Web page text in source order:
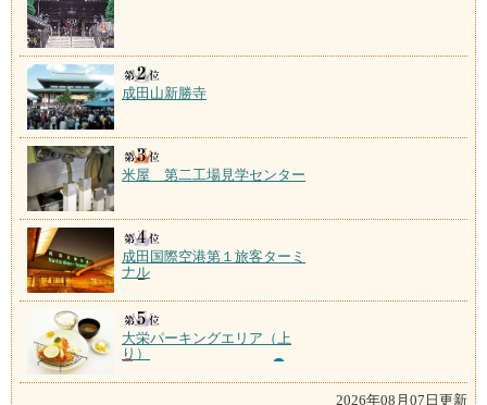
成田山新勝寺
米屋 第二工場見学センター
成田国際空港第１旅客ターミ
ナル
大栄パーキングエリア（上
り）
2026年08月07日更新